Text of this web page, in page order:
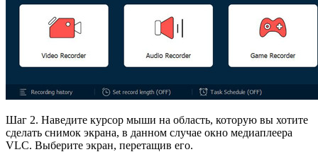
Шаг 2. Наведите курсор мыши на область, которую вы хотите
сделать снимок экрана, в данном случае окно медиаплеера
VLC. Выберите экран, перетащив его.